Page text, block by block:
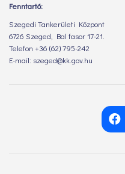
Fenntartó:
Szegedi Tankerületi Központ
6726 Szeged, Bal fasor 17-21.
Telefon +36 (62) 795-242
E-mail: szeged@kk.gov.hu